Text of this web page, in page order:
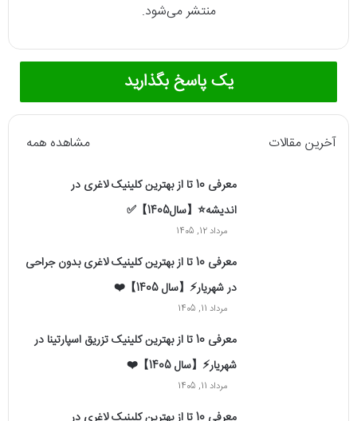
منتشر می‌شود.
یک پاسخ بگذارید
آخرین مقالات مشاهده همه
معرفی 10 تا از بهترین کلینیک لاغری در
اندیشه⭐【سال1405】✅
مرداد 12, 1405
معرفی 10 تا از بهترین کلینیک لاغری بدون جراحی
در شهریار⚡【سال 1405】❤️
مرداد 11, 1405
معرفی 10 تا از بهترین کلینیک تزریق اسپارتینا در
شهریار⚡【سال 1405】❤️
مرداد 11, 1405